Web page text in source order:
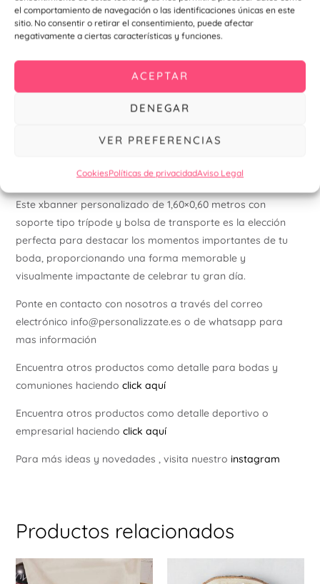
el comportamiento de navegación o las identificaciones únicas en este
sitio. No consentir o retirar el consentimiento, puede afectar
negativamente a ciertas características y funciones.
ACEPTAR
DENEGAR
VER PREFERENCIAS
CookiesPolíticas de privacidadAviso Legal
Detalles Adicionales:
para otros eventos especiales como bautizos,
comuniones, aniversarios y más, ofreciendo una
banner y la calidad de la impresión aseguran una
toque de distinción a tu evento.
Este xbanner personalizado de 1,60×0,60 metros con
soporte tipo trípode y bolsa de transporte es la elección
perfecta para destacar los momentos importantes de tu
boda, proporcionando una forma memorable y
visualmente impactante de celebrar tu gran día.
Ponte en contacto con nosotros a través del correo
electrónico info@personalizzate.es o de whatsapp para
mas información
Encuentra otros productos como detalle para bodas y
comuniones haciendo click aquí
Encuentra otros productos como detalle deportivo o
empresarial haciendo click aquí
Para más ideas y novedades , visita nuestro instagram
Productos relacionados